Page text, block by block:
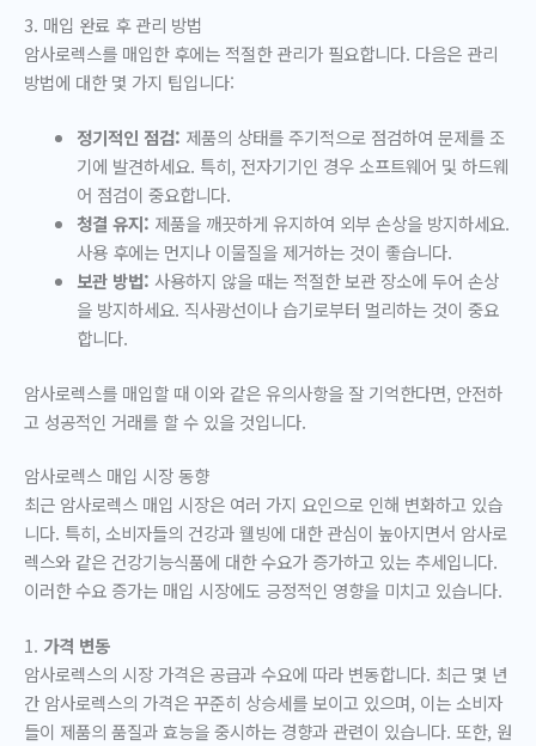
3. 매입 완료 후 관리 방법
암사로렉스를 매입한 후에는 적절한 관리가 필요합니다. 다음은 관리
방법에 대한 몇 가지 팁입니다:
정기적인 점검: 제품의 상태를 주기적으로 점검하여 문제를 조
기에 발견하세요. 특히, 전자기기인 경우 소프트웨어 및 하드웨
어 점검이 중요합니다.
청결 유지: 제품을 깨끗하게 유지하여 외부 손상을 방지하세요.
사용 후에는 먼지나 이물질을 제거하는 것이 좋습니다.
보관 방법: 사용하지 않을 때는 적절한 보관 장소에 두어 손상
을 방지하세요. 직사광선이나 습기로부터 멀리하는 것이 중요
합니다.
암사로렉스를 매입할 때 이와 같은 유의사항을 잘 기억한다면, 안전하
고 성공적인 거래를 할 수 있을 것입니다.
암사로렉스 매입 시장 동향
최근 암사로렉스 매입 시장은 여러 가지 요인으로 인해 변화하고 있습
니다. 특히, 소비자들의 건강과 웰빙에 대한 관심이 높아지면서 암사로
렉스와 같은 건강기능식품에 대한 수요가 증가하고 있는 추세입니다.
이러한 수요 증가는 매입 시장에도 긍정적인 영향을 미치고 있습니다.
1. 가격 변동
암사로렉스의 시장 가격은 공급과 수요에 따라 변동합니다. 최근 몇 년
간 암사로렉스의 가격은 꾸준히 상승세를 보이고 있으며, 이는 소비자
들이 제품의 품질과 효능을 중시하는 경향과 관련이 있습니다. 또한, 원